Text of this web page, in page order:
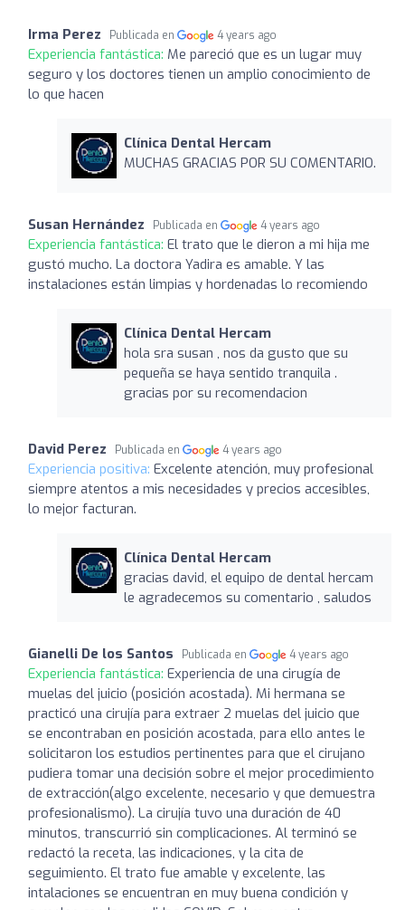
Irma Perez Publicada en 4 years ago
Experiencia fantástica: Me pareció que es un lugar muy
seguro y los doctores tienen un amplio conocimiento de
lo que hacen
Clínica Dental Hercam
MUCHAS GRACIAS POR SU COMENTARIO.
Susan Hernández Publicada en 4 years ago
Experiencia fantástica: El trato que le dieron a mi hija me
gustó mucho. La doctora Yadira es amable. Y las
instalaciones están limpias y hordenadas lo recomiendo
Clínica Dental Hercam
hola sra susan , nos da gusto que su
pequeña se haya sentido tranquila .
gracias por su recomendacion
David Perez Publicada en 4 years ago
Experiencia positiva: Excelente atención, muy profesional
siempre atentos a mis necesidades y precios accesibles,
lo mejor facturan.
Clínica Dental Hercam
gracias david, el equipo de dental hercam
le agradecemos su comentario , saludos
Gianelli De los Santos Publicada en 4 years ago
Experiencia fantástica: Experiencia de una cirugía de
muelas del juicio (posición acostada). Mi hermana se
practicó una cirujía para extraer 2 muelas del juicio que
se encontraban en posición acostada, para ello antes le
solicitaron los estudios pertinentes para que el cirujano
pudiera tomar una decisión sobre el mejor procedimiento
de extracción(algo excelente, necesario y que demuestra
profesionalismo). La cirujía tuvo una duración de 40
minutos, transcurrió sin complicaciones. Al terminó se
redactó la receta, las indicaciones, y la cita de
seguimiento. El trato fue amable y excelente, las
intalaciones se encuentran en muy buena condición y